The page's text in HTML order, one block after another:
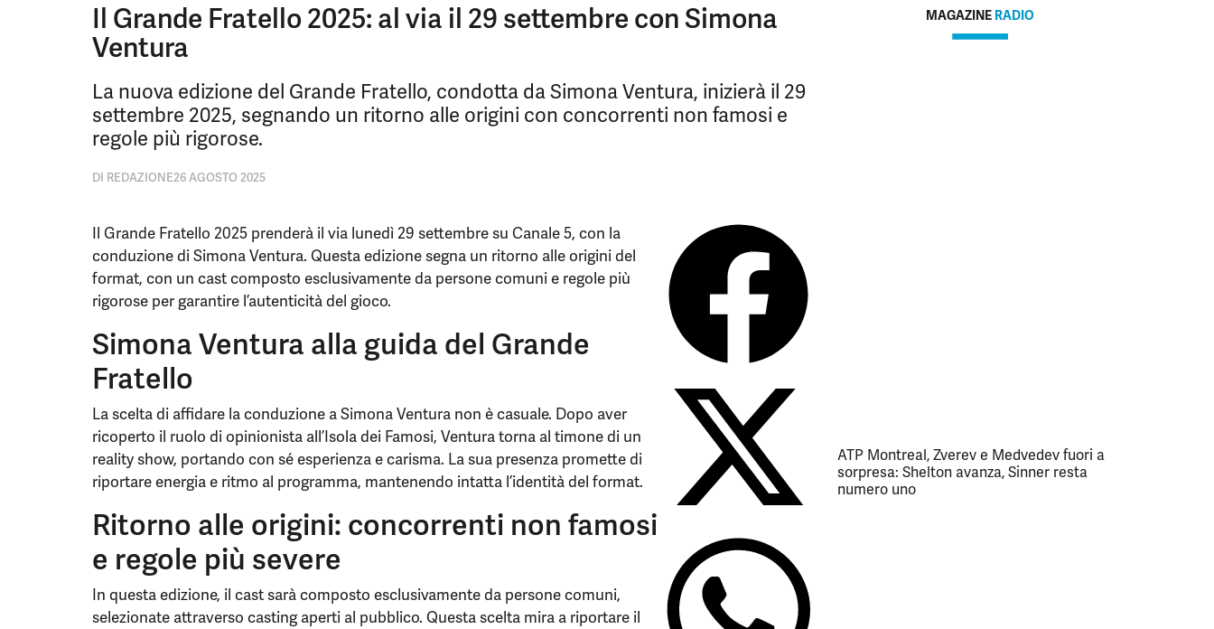
Il Grande Fratello 2025: al via il 29 settembre con Simona
Ventura
La nuova edizione del Grande Fratello, condotta da Simona Ventura, inizierà il 29
settembre 2025, segnando un ritorno alle origini con concorrenti non famosi e
regole più rigorose.
DI REDAZIONE26 AGOSTO 2025
Il Grande Fratello 2025 prenderà il via lunedì 29 settembre su Canale 5, con la
conduzione di Simona Ventura. Questa edizione segna un ritorno alle origini del
format, con un cast composto esclusivamente da persone comuni e regole più
rigorose per garantire l’autenticità del gioco.
Simona Ventura alla guida del Grande
Fratello
La scelta di affidare la conduzione a Simona Ventura non è casuale. Dopo aver
ricoperto il ruolo di opinionista all’Isola dei Famosi, Ventura torna al timone di un
reality show, portando con sé esperienza e carisma. La sua presenza promette di
riportare energia e ritmo al programma, mantenendo intatta l’identità del format.
Ritorno alle origini: concorrenti non famosi
e regole più severe
In questa edizione, il cast sarà composto esclusivamente da persone comuni,
selezionate attraverso casting aperti al pubblico. Questa scelta mira a riportare il
MAGAZINE RADIO
ATP Montreal, Zverev e Medvedev fuori a
sorpresa: Shelton avanza, Sinner resta
numero uno